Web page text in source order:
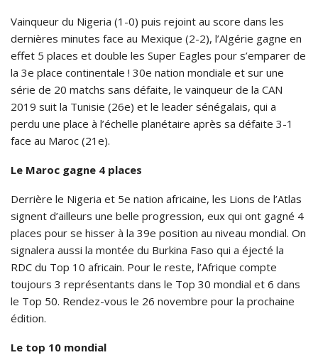
Vainqueur du Nigeria (1-0) puis rejoint au score dans les
dernières minutes face au Mexique (2-2), l’Algérie gagne en
effet 5 places et double les Super Eagles pour s’emparer de
la 3e place continentale ! 30e nation mondiale et sur une
série de 20 matchs sans défaite, le vainqueur de la CAN
2019 suit la Tunisie (26e) et le leader sénégalais, qui a
perdu une place à l’échelle planétaire après sa défaite 3-1
face au Maroc (21e).
Le Maroc gagne 4 places
Derrière le Nigeria et 5e nation africaine, les Lions de l’Atlas
signent d’ailleurs une belle progression, eux qui ont gagné 4
places pour se hisser à la 39e position au niveau mondial. On
signalera aussi la montée du Burkina Faso qui a éjecté la
RDC du Top 10 africain. Pour le reste, l’Afrique compte
toujours 3 représentants dans le Top 30 mondial et 6 dans
le Top 50. Rendez-vous le 26 novembre pour la prochaine
édition.
Le top 10 mondial